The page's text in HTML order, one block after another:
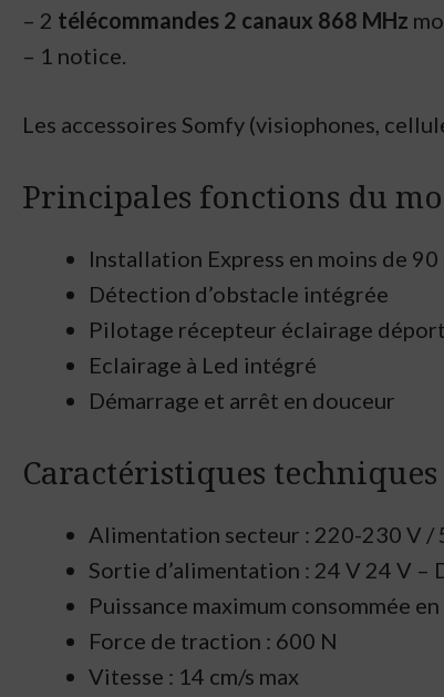
– 2 télécommandes 2 canaux 868 MHz
– 1 notice.
Les accessoires Somfy (visiophones,
Principales fonctions du
Installation Express en moins de 90
Détection d’obstacle intégrée
Pilotage récepteur éclairage
Eclairage à Led intégré
Démarrage et arrêt en douceur
Caractéristiques
Alimentation secteur : 220-230 V /
Sortie d’alimentation : 24 V 24 V –
Puissance maximum consommée
Force de traction : 600 N
Vitesse : 14 cm/s max